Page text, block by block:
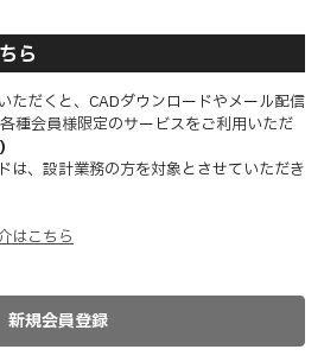
ら
ただくと、CADダウンロードやメール配信
種会員様限定のサービスをご利用いただ
は、設計業務の方を対象とさせていただき
はこちら